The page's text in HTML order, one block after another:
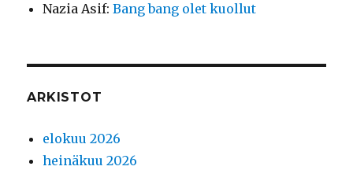
Nazia Asif:Bang bang olet kuollut
ARKISTOT
elokuu 2026
heinäkuu 2026